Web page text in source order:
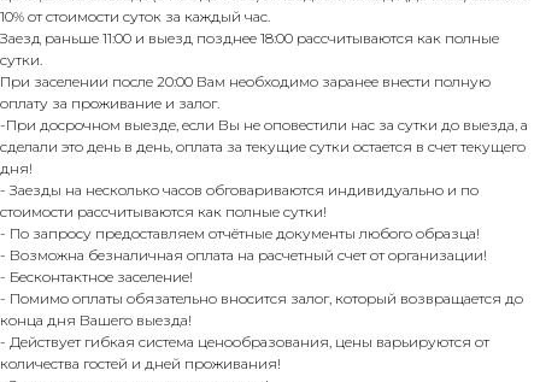
10% от стоимости суток за каждый час.
Заезд раньше 11:00 и выезд позднее 18:00 рассчитываются как полные
сутки.
При заселении после 20:00 Вам необходимо заранее внести полную
оплату за проживание и залог.
-При досрочном выезде, если Вы не оповестили нас за сутки до выезда, а
сделали это день в день, оплата за текущие сутки остается в счет текущего
дня!
- Заезды на несколько часов обговариваются индивидуально и по
стоимости рассчитываются как полные сутки!
- По запросу предоставляем отчётные документы любого образца!
- Возможна безналичная оплата на расчетный счет от организации!
- Бесконтактное заселение!
- Помимо оплаты обязательно вносится залог, который возвращается до
конца дня Вашего выезда!
- Действует гибкая система ценообразования, цены варьируются от
количества гостей и дней проживания!